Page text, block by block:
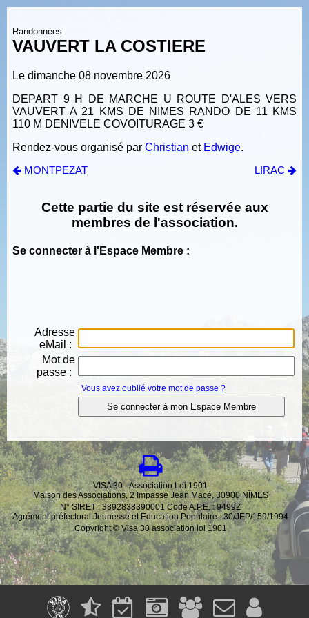
Randonnées
VAUVERT LA COSTIERE
Le dimanche 08 novembre 2026
DEPART 9 H DE MARCHE U ROUTE D'ALES VERS
VAUVERT A 21 KMS DE NIMES RANDO DE 11 KMS
110 M DENIVELE COVOITURAGE 3 €
Rendez-vous organisé par Christian et Edwige.
MONTPEZAT LIRAC
Cette partie du site est réservée aux
membres de l'association.
Se connecter à l'Espace Membre :
Adresse
eMail :
Mot de
passe :
Vous avez oublié votre mot de passe ?
VISA 30 - Association Loi 1901
Maison des Associations, 2 Impasse Jean Macé, 30900 NÎMES
N° SIRET : 3892838390001 Code A.P.E. : 9499Z
Agrément préfectoral Jeunesse et Education Populaire : 30/JEP/159/1994
Copyright © Visa 30 association loi 1901